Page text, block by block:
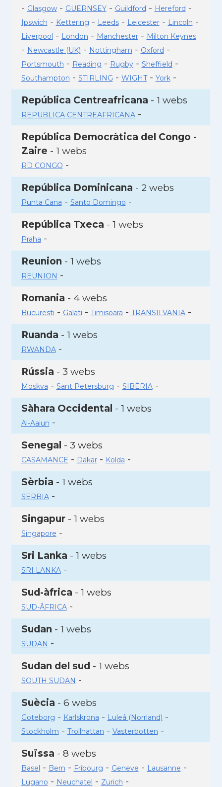
- Glasgow- GUERNSEY- Guildford - Hereford -
Ipswich - Kettering - Leeds- Leicester- Lincoln -
Liverpool - London - Manchester- Milton Keynes
- Newcastle (UK) - Nottingham - Oxford -
Portsmouth - Reading - Rugby- Sheffield -
Southampton - STIRLING - WIGHT- York-
República Centreafricana - 1 webs
REPUBLICA CENTREAFRICANA-
República Democràtica del Congo -
Zaire - 1 webs
RD CONGO -
República Dominicana - 2 webs
Punta Cana - Santo Domingo -
República Txeca - 1 webs
Praha -
Reunion - 1 webs
REUNION -
Romania - 4 webs
Bucuresti - Galati - Timisoara - TRANSILVANIA-
Ruanda - 1 webs
RWANDA-
Rússia - 3 webs
Moskva - Sant Petersburg - SIBÈRIA-
Sàhara Occidental - 1 webs
Al-Aaiun -
Senegal - 3 webs
CASAMANCE - Dakar- Kolda -
Sèrbia - 1 webs
SERBIA-
Singapur- 1 webs
Singapore -
Sri Lanka - 1 webs
SRI LANKA-
Sud-àfrica - 1 webs
SUD-ÂFRICA-
Sudan - 1 webs
SUDAN -
Sudan del sud - 1 webs
SOUTH SUDAN -
Suècia - 6 webs
Goteborg - Karlskrona - Luleå (Norrland) -
Stockholm - Trollhattan - Vasterbotten -
Suïssa - 8 webs
Basel - Bern - Fribourg - Geneve - Lausanne -
Lugano - Neuchatel - Zurich -